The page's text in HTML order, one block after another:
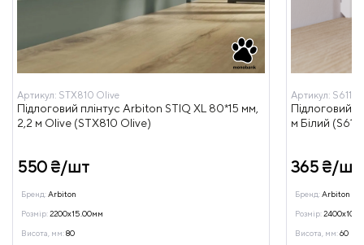
Артикул: STX810 Olive
Підлоговий плінтус Arbiton STIQ XL 80*15 мм,
2,2 м Olive (STX810 Olive)
550 ₴/шт
Бренд:Arbiton
Розмір:2200x15.00мм
Висота, мм:80
Артикул: S611
Підлоговий
м Білий (S611)
365 ₴/шт
Бренд:Arbiton
Розмір:
Висота, мм:60